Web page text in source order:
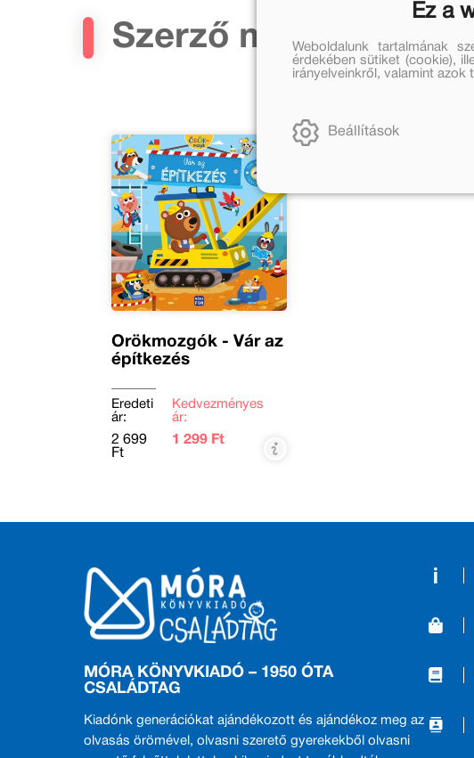
Szerző művei
Örökmozgók - Vár az
építkezés
Eredeti
ár:
2 699
Ft
Kedvezményes
ár:
1 299 Ft
MÓRA KÖNYVKIADÓ – 1950 ÓTA
CSALÁDTAG
Kiadónk generációkat ajándékozott és ajándékoz meg az
olvasás örömével, olvasni szerető gyerekekből olvasni
Ez a
Weboldalunk tartalmának
érdekében sütiket (cookie),
irányelveinkről, valamint
Beállítások